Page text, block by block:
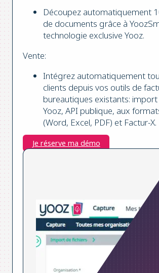
Découpez automatiquement
de documents grâce à
technologie exclusive Yooz.
Vente:
Intégrez automatiquement
clients depuis vos outils de
bureautiques existants: import
Yooz, API publique, aux
(Word, Excel, PDF) et Factur-X.
Je réserve ma démo